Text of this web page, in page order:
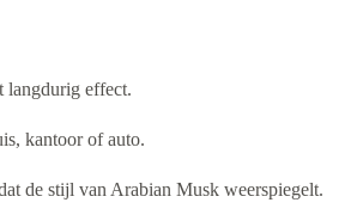
langdurig effect.
kantoor of auto.
de stijl van Arabian Musk weerspiegelt.